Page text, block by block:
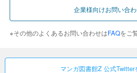
企業様向けお問い合
※その他のよくあるお問い合わせはFAQをご
マンガ図書館Z 公式Twitter